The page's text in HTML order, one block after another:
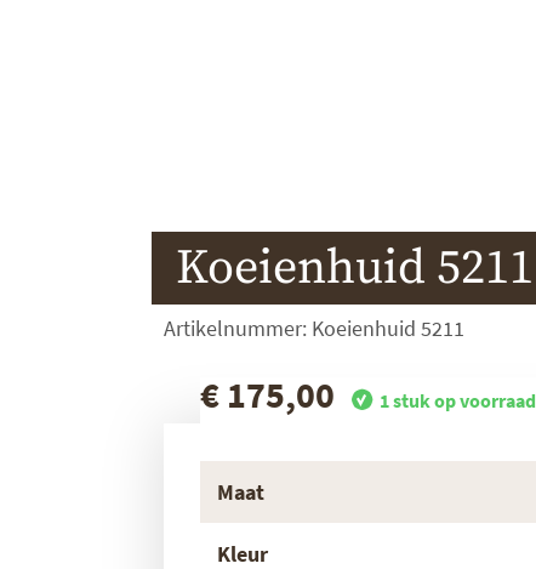
Koeienhuid 5211
Artikelnummer: Koeienhuid 5211
€ 175,00 1 stuk op voorraad
Maat
Kleur